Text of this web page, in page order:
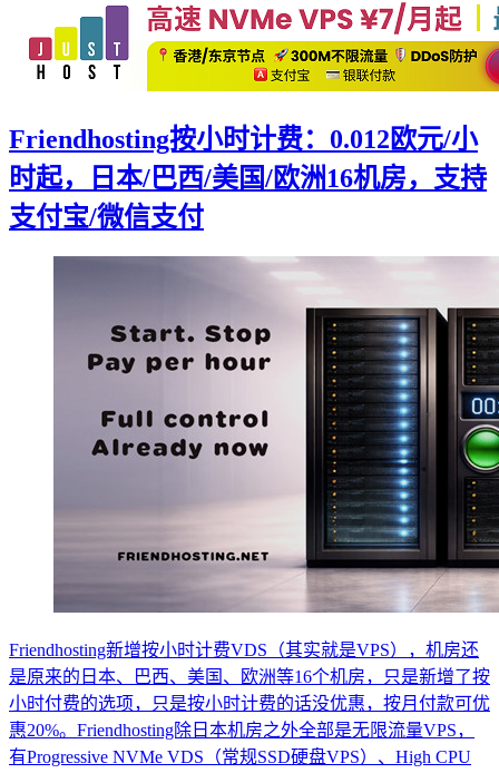
Friendhosting按小时计费：0.012欧元/小
时起，日本/巴西/美国/欧洲16机房，支持
支付宝/微信支付
Friendhosting新增按小时计费VDS（其实就是VPS），机房还
是原来的日本、巴西、美国、欧洲等16个机房，只是新增了按
小时付费的选项，只是按小时计费的话没优惠，按月付款可优
惠20%。Friendhosting除日本机房之外全部是无限流量VPS，
有Progressive NVMe VDS（常规SSD硬盘VPS）、High CPU